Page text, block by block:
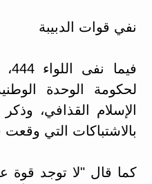
نفي قوات الدبيبة
لحكومة الوحدة
الإسلام القذافي،
بالاشتباكات التي وقعت
كما قال "لا توجد قوة